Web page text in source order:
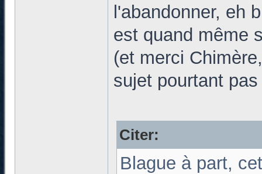
l'abandonner, eh
est quand même
(et merci
sujet pourtant
Citer:
Blague à part,